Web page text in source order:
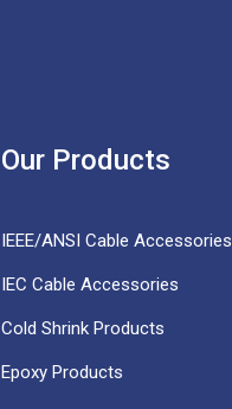
Our Products
IEEE/ANSI Cable Accessories
IEC Cable Accessories
Cold Shrink Products
Epoxy Products